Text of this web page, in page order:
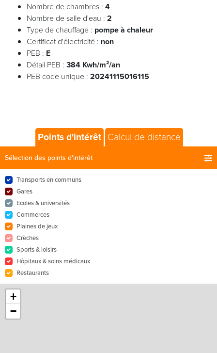
Nombre de chambres : 4
Nombre de salle d'eau : 2
Type de chauffage : pompe à chaleur
Certificat d'électricité : non
PEB : E
Détail PEB : 384 Kwh/m²/an
PEB code unique : 20241115016115
Points d'intérêt Calcul de distance
Sélection des points d'intérêt
Transports en communs
Gares
Ecoles & universités
Commerces
Plaines de jeux
Crèches
Sports & loisirs
Hôpitaux & soins médicaux
Restaurants
+
−